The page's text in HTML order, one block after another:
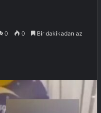
0 0 Bir dakikadan az